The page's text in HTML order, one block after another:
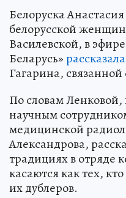
Белоруска
белорусской
Василевской, в
Беларусь»рассказала
Гагарина,
По словам Ленковой,
научным
медицинской
Александрова,
традициях в отряде
касаются как тех,
их дублеров.